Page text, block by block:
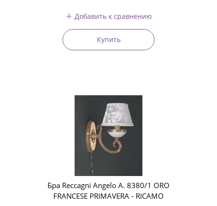
Добавить к сравнению
Купить
Бра Reccagni Angelo A. 8380/1 ORO
FRANCESE PRIMAVERA - RICAMO